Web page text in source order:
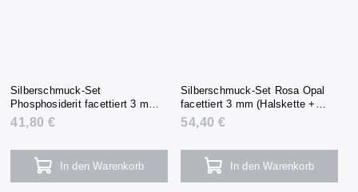
Silberschmuck-Set
Phosphosiderit facettiert 3 mm
(Halskette + Armband +
Ohrringe)
41,80 €
In den Warenkorb
Silberschmuck-Set Rosa Opal
facettiert 3 mm (Halskette +
Armband + Ohrringe)
54,40 €
In den Warenkorb